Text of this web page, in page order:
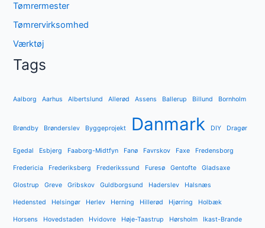
Tømrermester
Tømrervirksomhed
Værktøj
Tags
Aalborg Aarhus Albertslund Allerød Assens Ballerup Billund Bornholm
Brøndby Brønderslev Byggeprojekt Danmark DIY Dragør
Egedal Esbjerg Faaborg-Midtfyn Fanø Favrskov Faxe Fredensborg
Fredericia Frederiksberg Frederikssund Furesø Gentofte Gladsaxe
Glostrup Greve Gribskov Guldborgsund Haderslev Halsnæs
Hedensted Helsingør Herlev Herning Hillerød Hjørring Holbæk
Horsens Hovedstaden Hvidovre Høje-Taastrup Hørsholm Ikast-Brande